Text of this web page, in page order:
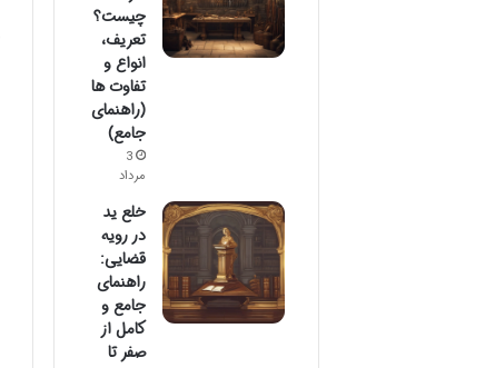
چیست؟
تعریف،
انواع و
تفاوت ها
(راهنمای
جامع)
3
مرداد
خلع ید
در رویه
قضایی:
راهنمای
جامع و
کامل از
صفر تا